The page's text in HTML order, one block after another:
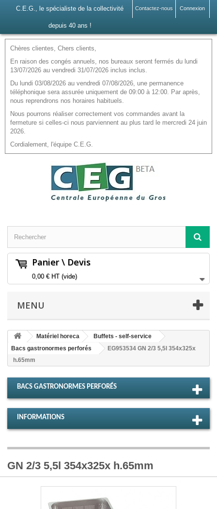
Connexion
Contactez-nous
C.E.G., le spécialiste de la collectivité
depuis 40 ans !
Chères clientes, Chers clients,
En raison des congés annuels, nos bureaux seront fermés du lundi
13/07/2026 au vendredi 31/07/2026 inclus inclus.
Du lundi 03/08/2026 au vendredi 07/08/2026, une permanence
téléphonique sera assurée uniquement de 09:00 à 12:00. Par après,
nous reprendrons nos horaires habituels.
Nous pourrons réaliser correctement vos commandes avant la
fermeture si celles-ci nous parviennent au plus tard le mercredi 24 juin
2026.
Cordialement, l'équipe C.E.G.
Panier \ Devis
0,00 €HT (vide)
MENU
Matériel horeca
Buffets - self-service
Bacs gastronormes perforés
EG953534 GN 2/3 5,5l 354x325x
h.65mm
BACS GASTRONORMES PERFORÉS
INFORMATIONS
GN 2/3 5,5l 354x325x h.65mm